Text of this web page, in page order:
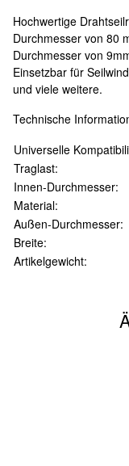
Hochwertige
Durchmesser von 80
Durchmesser von
Einsetzbar für
und viele weitere.
Technische
Universelle
Traglast:
Innen-Durchmesser:
Material:
Außen-Durchmesser:
Breite:
Artikelgewicht: